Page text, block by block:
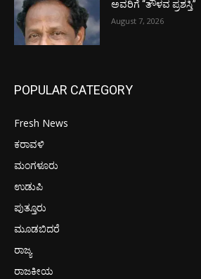
ಅವರಿಗೆ “ತೌಳವ ಪ್ರಶಸ್ತಿ”
August 7, 2026
POPULAR CATEGORY
Fresh News
ಕರಾವಳಿ
ಮಂಗಳೂರು
ಉಡುಪಿ
ಪುತ್ತೂರು
ಮೂಡಬಿದರೆ
ರಾಜ್ಯ
ರಾಜಕೀಯ